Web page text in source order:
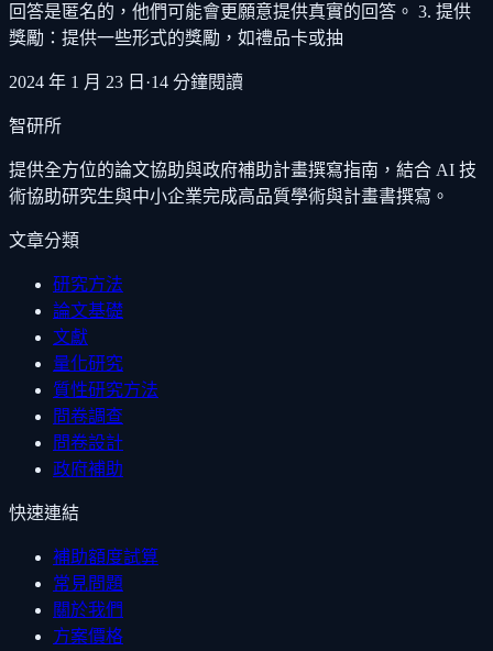
回答是匿名的，他們可能會更願意提供真實的回答。 3. 提供
獎勵：提供一些形式的獎勵，如禮品卡或抽
2024 年 1 月 23 日 ·14 分鐘閱讀
智研所
提供全方位的論文協助與政府補助計畫撰寫指南，結合 AI 技
術協助研究生與中小企業完成高品質學術與計畫書撰寫。
文章分類
研究方法
論文基礎
文獻
量化研究
質性研究方法
問卷調查
問卷設計
政府補助
快速連結
補助額度試算
常見問題
關於我們
方案價格